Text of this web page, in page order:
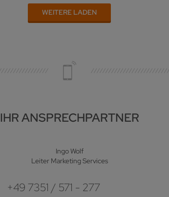
WEITERE LADEN
IHR ANSPRECHPARTNER
Ingo Wolf
Leiter Marketing Services
+49 7351 / 571 - 277